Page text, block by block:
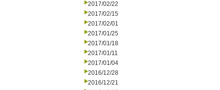
2017/02/22
2017/02/15
2017/02/01
2017/01/25
2017/01/18
2017/01/11
2017/01/04
2016/12/28
2016/12/21